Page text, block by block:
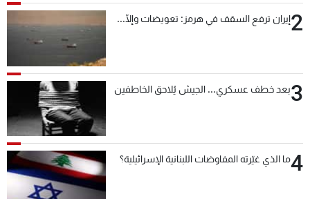
2إيران ترفع السقف في هرمز: تعويضات وإلّا...
3بعد خطف عسكري... الجيش يُلاحق الخاطفين
4ما الذي غيّرته المفاوضات اللبنانية الإسرائيلية؟